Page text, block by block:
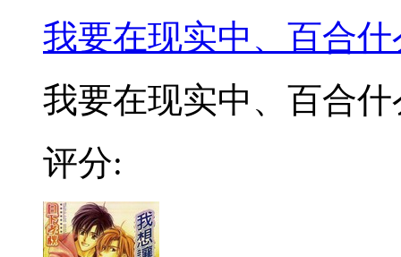
我要在现实中、百合什
我要在现实中、百合
评分: